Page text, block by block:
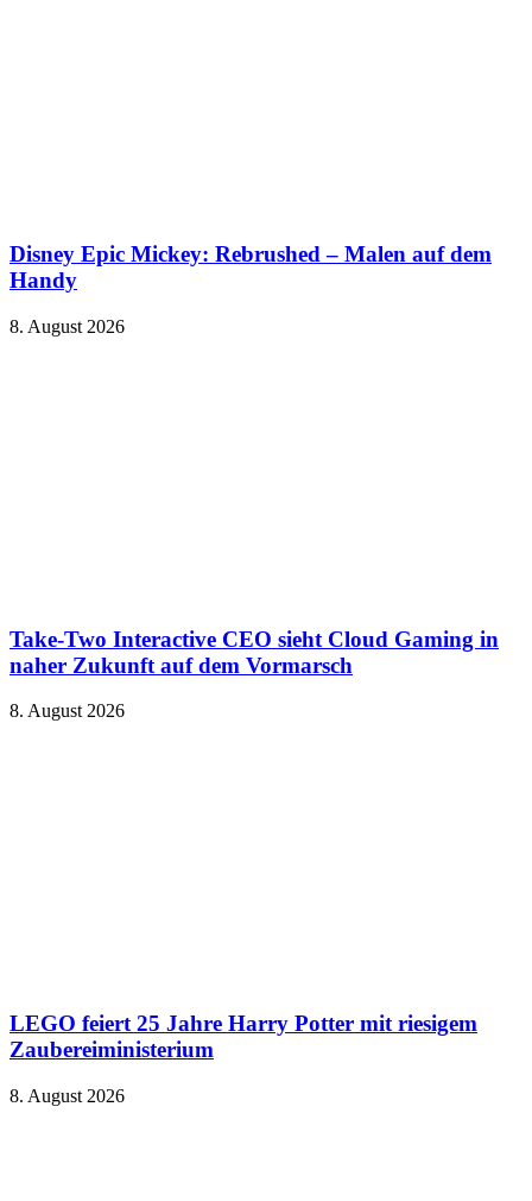
Disney Epic Mickey: Rebrushed – Malen auf dem
Handy
8. August 2026
Take-Two Interactive CEO sieht Cloud Gaming in
naher Zukunft auf dem Vormarsch
8. August 2026
LEGO feiert 25 Jahre Harry Potter mit riesigem
Zaubereiministerium
8. August 2026